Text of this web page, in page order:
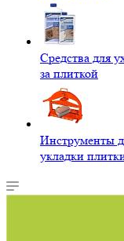
Средства для
за плиткой
Инструменты
укладки